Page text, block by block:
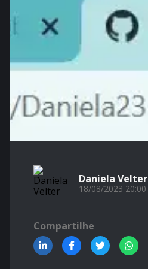
Daniela Velter
18/08/2023 20:00
Compartilhe